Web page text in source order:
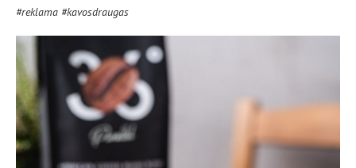
#reklama #kavosdraugas